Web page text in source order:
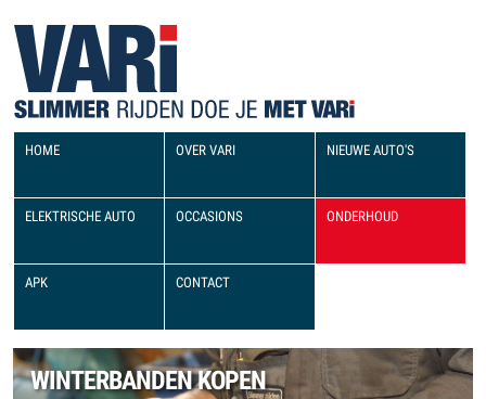
WINTERBANDEN KOPEN
HOME OVER VARI NIEUWE AUTO'S
ELEKTRISCHE AUTO OCCASIONS ONDERHOUD
APK CONTACT